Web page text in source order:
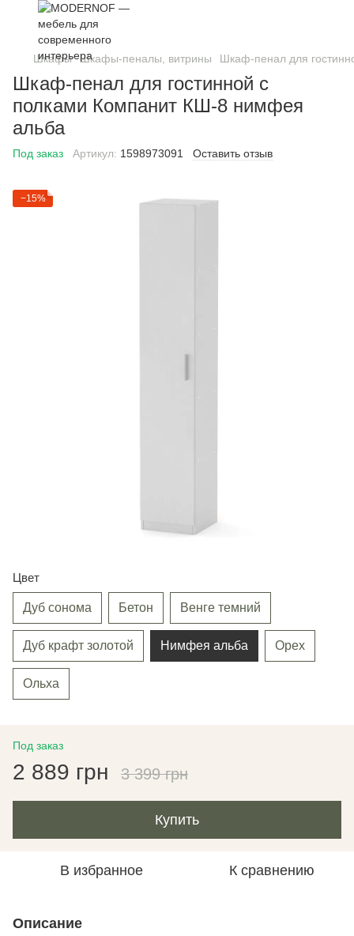
Шкафы Шкафы-пеналы, витрины Шкаф-пенал для
Шкаф-пенал для гостинной с
полками Компанит КШ-8 нимфея
альба
Под заказ Артикул: 1598973091 Оставить отзыв
−15%
Цвет
Дуб сонома Бетон Венге темний
Дуб крафт золотой Нимфея альба Орех
Ольха
Под заказ
2 889 грн 3 399 грн
Купить
В избранное К сравнению
Описание